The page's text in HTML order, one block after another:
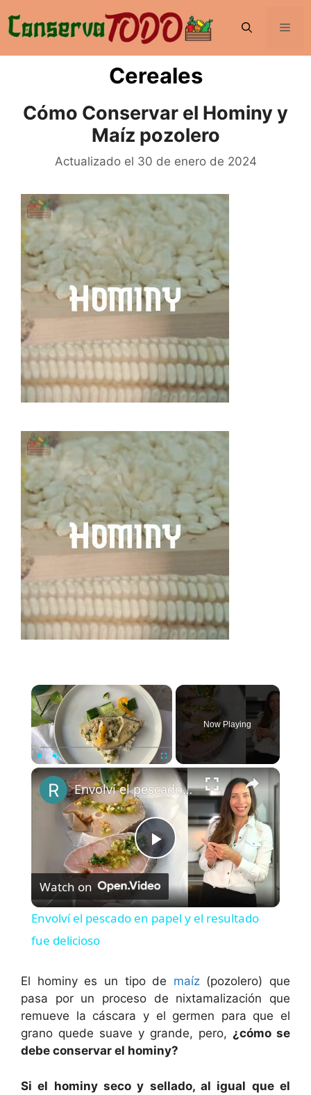
al
contenido
Cereales
Cómo Conservar el Hominy y
Maíz pozolero
30 de enero de 2024
×
Fullscreen
Now Playing
×
P
l
y
V
Envolví el pescado en papel y el resultado fue delicioso
Watch on
Envolví el pescado en papel y el resultado
fue delicioso
El hominy es un tipo de maíz(pozolero) que
pasa por un proceso de nixtamalización que
remueve la cáscara y el germen para que el
grano quede suave y grande, pero, ¿cómo se
debe conservar el hominy?
Si el hominy seco y sellado, al igual que el